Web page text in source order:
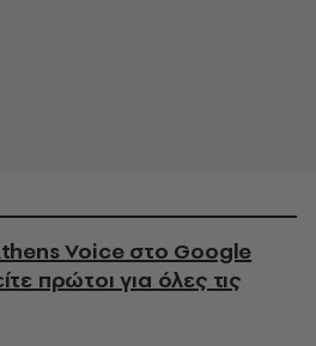
Voice στο Google
πρώτοι για όλες τις